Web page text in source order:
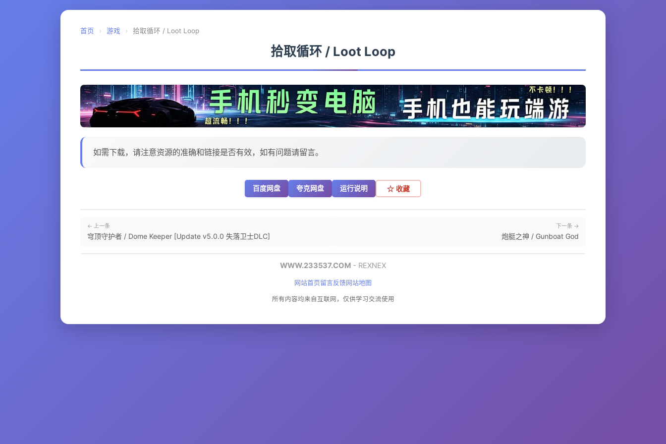
首页 › 游戏 › 拾取循环 / Loot Loop
拾取循环 / Loot Loop
如需下载，请注意资源的准确和链接是否有效，如有问题请留言。
百度网盘 夸克网盘 运行说明 ☆ 收藏
← 上一条
穹顶守护者 / Dome Keeper [Update v5.0.0 失落卫士DLC]
下一条 →
炮艇之神 / Gunboat God
WWW.233537.COM - REXNEX
网站首页留言反馈网站地图
所有内容均来自互联网，仅供学习交流使用